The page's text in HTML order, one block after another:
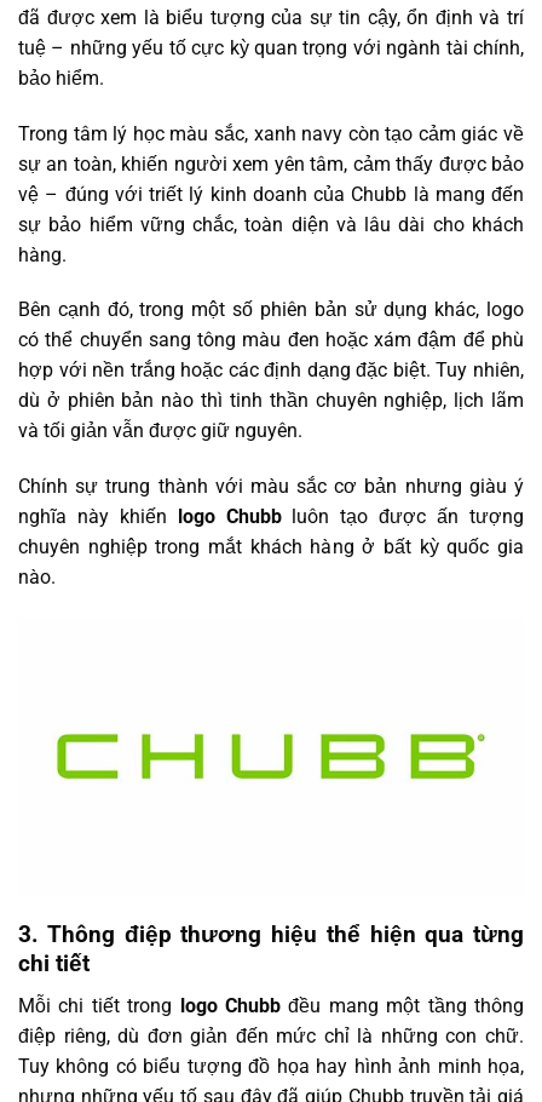
đã được xem là biểu tượng của sự tin cậy, ổn định và trí
tuệ – những yếu tố cực kỳ quan trọng với ngành tài chính,
bảo hiểm.
Trong tâm lý học màu sắc, xanh navy còn tạo cảm giác về
sự an toàn, khiến người xem yên tâm, cảm thấy được bảo
vệ – đúng với triết lý kinh doanh của Chubb là mang đến
sự bảo hiểm vững chắc, toàn diện và lâu dài cho khách
hàng.
Bên cạnh đó, trong một số phiên bản sử dụng khác, logo
có thể chuyển sang tông màu đen hoặc xám đậm để phù
hợp với nền trắng hoặc các định dạng đặc biệt. Tuy nhiên,
dù ở phiên bản nào thì tinh thần chuyên nghiệp, lịch lãm
và tối giản vẫn được giữ nguyên.
Chính sự trung thành với màu sắc cơ bản nhưng giàu ý
nghĩa này khiến
logo Chubbluôn tạo được ấn tượng
chuyên nghiệp trong mắt khách hàng ở bất kỳ quốc gia
nào.
3. Thông điệp thương hiệu thể hiện qua từng
chi tiết
Mỗi chi tiết trong logo Chubb đều mang một tầng thông
điệp riêng, dù đơn giản đến mức chỉ là những con chữ.
Tuy không có biểu tượng đồ họa hay hình ảnh minh họa,
nhưng những yếu tố sau đây đã giúp Chubb truyền tải giá